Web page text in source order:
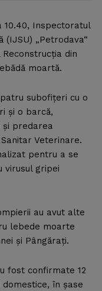
10.40, Inspectoratul
„Petrodava“
din
moartă.
subofiţeri cu o
şi o barcă,
şi predarea
Veterinare.
pentru a se
virusul gripei
au avut alte
lebede moarte
şi Pângăraţi.
fost confirmate 12
în şase